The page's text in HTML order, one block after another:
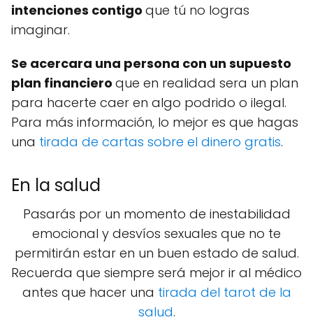
intenciones contigo que tú no logras
imaginar.
Se acercara una persona con un supuesto
plan financiero que en realidad sera un plan
para hacerte caer en algo podrido o ilegal.
Para más información, lo mejor es que hagas
una tirada de cartas sobre el dinero gratis.
En la salud
Pasarás por un momento de inestabilidad
emocional y desvíos sexuales que no te
permitirán estar en un buen estado de salud.
Recuerda que siempre será mejor ir al médico
antes que hacer una tirada del tarot de la
salud.